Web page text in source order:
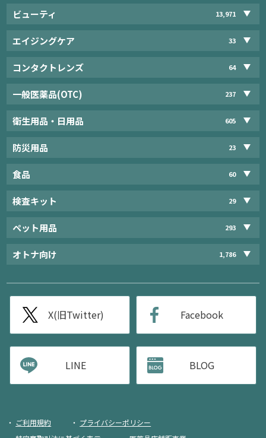
ビューティ 13,971
エイジングケア 33
コンタクトレンズ 64
一般医薬品(OTC) 237
衛生用品・日用品 605
防災用品 23
食品 60
検査キット 29
ペット用品 293
オトナ向け 1,786
X(旧Twitter) Facebook
LINE BLOG
ご利用規約
プライバシーポリシー